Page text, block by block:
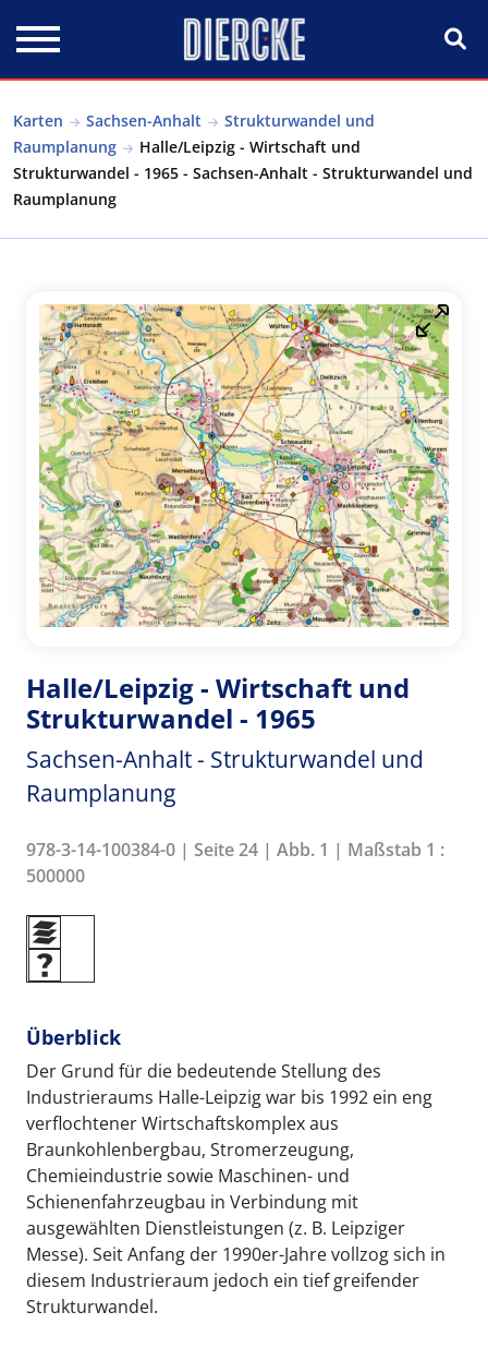
Karten Sachsen-Anhalt
Strukturwandel und
Raumplanung
Halle/Leipzig - Wirtschaft und
Strukturwandel - 1965 - Sachsen-Anhalt - Strukturwandel und
Raumplanung
Halle/Leipzig - Wirtschaft und
Strukturwandel - 1965
Sachsen-Anhalt - Strukturwandel und
Raumplanung
978-3-14-100384-0 | Seite 24 | Abb. 1 | Maßstab 1 :
500000
Überblick
Der Grund für die bedeutende Stellung des
Industrieraums Halle-Leipzig war bis 1992 ein eng
verflochtener Wirtschaftskomplex aus
Braunkohlenbergbau, Stromerzeugung,
Chemieindustrie sowie Maschinen- und
Schienenfahrzeugbau in Verbindung mit
ausgewählten Dienstleistungen (z. B. Leipziger
Messe). Seit Anfang der 1990er-Jahre vollzog sich in
diesem Industrieraum jedoch ein tief greifender
Strukturwandel.